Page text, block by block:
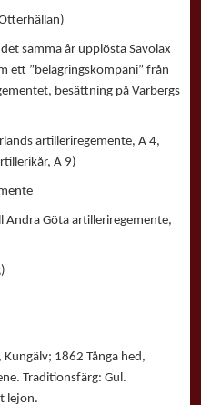
samma år upplösta Savolax
ett ”belägringskompani” från
besättning på Varbergs
artilleriregemente, A 4,
A 9)
Göta artilleriregemente,
1862 Tånga hed,
Traditionsfärg: Gul.
lejon.